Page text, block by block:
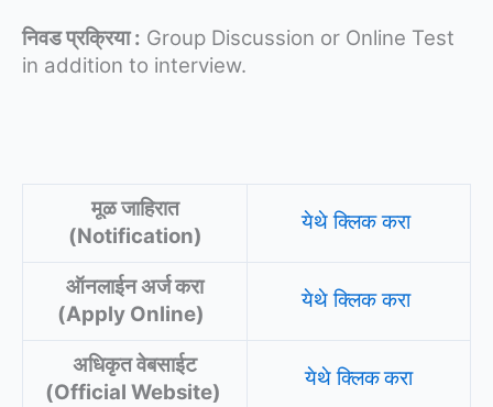
निवड प्रक्रिया : Group Discussion or Online Test
in addition to interview.
मूळ जाहिरात
(Notification)
येथे क्लिक करा
ऑनलाईन अर्ज करा
(Apply Online)
येथे क्लिक करा
अधिकृत वेबसाईट
(Official Website)
येथे क्लिककरा